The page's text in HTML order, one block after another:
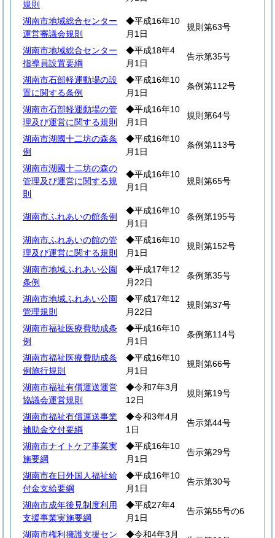
規則
湖南市地域総合センター
運営審議会規則
◆平成16年10
月1日
規則第63号
湖南市地域総合センター
指導員設置要綱
◆平成18年4
月1日
告示第35号
湖南市石部軽運動場の設
置に関する条例
◆平成16年10
月1日
条例第112号
湖南市石部軽運動場の管
理及び運営に関する規則
◆平成16年10
月1日
規則第64号
湖南市湖國十二坊の森条
例
◆平成16年10
月1日
条例第113号
湖南市湖國十二坊の森の
管理及び運営に関する規
則
◆平成16年10
月1日
規則第65号
湖南市ふれあいの館条例
◆平成16年10
月1日
条例第195号
湖南市ふれあいの館の管
理及び運営に関する規則
◆平成16年10
月1日
規則第152号
湖南市地域ふれあい公園
条例
◆平成17年12
月22日
条例第35号
湖南市地域ふれあい公園
管理規則
◆平成17年12
月22日
規則第37号
湖南市福祉医療費助成条
例
◆平成16年10
月1日
条例第114号
湖南市福祉医療費助成条
例施行規則
◆平成16年10
月1日
規則第66号
湖南市福祉有償運送運営
協議会運営規則
◆令和7年3月
12日
規則第19号
湖南市福祉有償運送事業
補助金交付要綱
◆令和3年4月
1日
告示第44号
湖南市ナイトケア事業実
施要綱
◆平成16年10
月1日
告示第29号
湖南市在日外国人福祉給
付金支給要綱
◆平成16年10
月1日
告示第30号
湖南市成年後見制度利用
支援事業実施要綱
◆平成27年4
月1日
告示第55号の6
湖南市権利擁護支援セン
◆令和4年3月